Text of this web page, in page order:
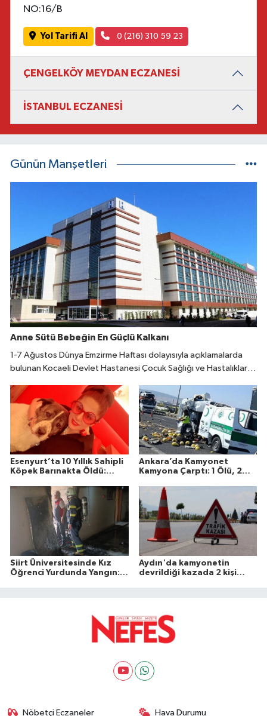
NO:16/B
Yol Tarifi Al 0 (216) 310 59 23
ÇENGELKÖY MEYDAN ECZANESİ
İSTANBUL ECZANESİ
Günün Manşetleri
Anne Sütü Bebeğin En Güçlü Kalkanı
1-7 Ağustos Dünya Emzirme Haftası dolayısıyla açıklamalarda
bulunan Kocaeli Devlet Hastanesi Çocuk Sağlığı ve Hastalıkları
içinde emzirmeye başlanmasının büyük önem taşıdığını belirtti.
Esenyurt’ta 10 Yıllık Sahipli
Köpek Barınakta Öldü:
Soruşturma Talebi
Ankara’da Kamyonet
Kamyona Çarptı: 1 Ölü, 2
Siirt Üniversitesinde Kız
Öğrenci Yurdunda Yangın: 1
Aydın'da kamyonetin
devrildiği kazada 2 kişi
Nöbetçi Eczaneler Hava Durumu